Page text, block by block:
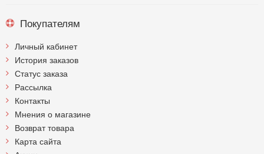
Покупателям
Личный кабинет
История заказов
Статус заказа
Рассылка
Контакты
Мнения о магазине
Возврат товара
Карта сайта